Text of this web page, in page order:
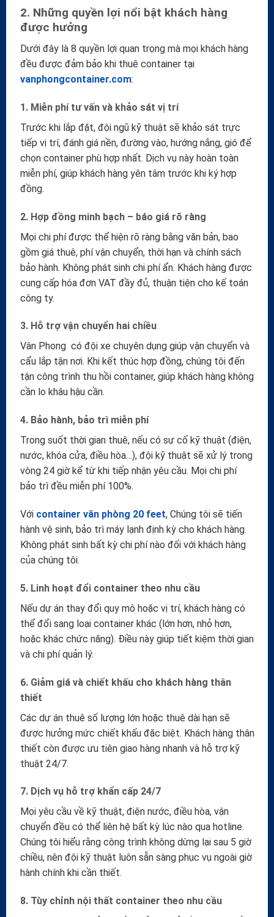
2. Những quyền lợi nổi bật khách hàng
được hưởng
Dưới đây là 8 quyền lợi quan trọng mà mọi khách hàng
đều được đảm bảo khi thuê container tại
vanphongcontainer.com:
1. Miễn phí tư vấn và khảo sát vị trí
Trước khi lắp đặt, đội ngũ kỹ thuật sẽ khảo sát trực
tiếp vị trí, đánh giá nền, đường vào, hướng nắng, gió để
chọn container phù hợp nhất. Dịch vụ này hoàn toàn
miễn phí, giúp khách hàng yên tâm trước khi ký hợp
đồng.
2. Hợp đồng minh bạch – báo giá rõ ràng
Mọi chi phí được thể hiện rõ ràng bằng văn bản, bao
gồm giá thuê, phí vận chuyển, thời hạn và chính sách
bảo hành. Không phát sinh chi phí ẩn. Khách hàng được
cung cấp hóa đơn VAT đầy đủ, thuận tiện cho kế toán
công ty.
3. Hỗ trợ vận chuyển hai chiều
Vân Phong có đội xe chuyên dụng giúp vận chuyển và
cẩu lắp tận nơi. Khi kết thúc hợp đồng, chúng tôi đến
tận công trình thu hồi container, giúp khách hàng không
cần lo khâu hậu cần.
4. Bảo hành, bảo trì miễn phí
Trong suốt thời gian thuê, nếu có sự cố kỹ thuật (điện,
nước, khóa cửa, điều hòa…), đội kỹ thuật sẽ xử lý trong
vòng 24 giờ kể từ khi tiếp nhận yêu cầu. Mọi chi phí
bảo trì đều miễn phí 100%.
Với container văn phòng 20 feet, Chúng tôi sẽ tiến
hành vệ sinh, bảo trì máy lạnh định kỳ cho khách hàng.
Không phát sinh bất kỳ chi phí nào đối với khách hàng
của chúng tôi.
5. Linh hoạt đổi container theo nhu cầu
Nếu dự án thay đổi quy mô hoặc vị trí, khách hàng có
thể đổi sang loại container khác (lớn hơn, nhỏ hơn,
hoặc khác chức năng). Điều này giúp tiết kiệm thời gian
và chi phí quản lý.
6. Giảm giá và chiết khấu cho khách hàng thân
thiết
Các dự án thuê số lượng lớn hoặc thuê dài hạn sẽ
được hưởng mức chiết khấu đặc biệt. Khách hàng thân
thiết còn được ưu tiên giao hàng nhanh và hỗ trợ kỹ
thuật 24/7.
7. Dịch vụ hỗ trợ khẩn cấp 24/7
Mọi yêu cầu về kỹ thuật, điện nước, điều hòa, vận
chuyển đều có thể liên hệ bất kỳ lúc nào qua hotline.
Chúng tôi hiểu rằng công trình không dừng lại sau 5 giờ
chiều, nên đội kỹ thuật luôn sẵn sàng phục vụ ngoài giờ
hành chính khi cần thiết.
8. Tùy chỉnh nội thất container theo nhu cầu